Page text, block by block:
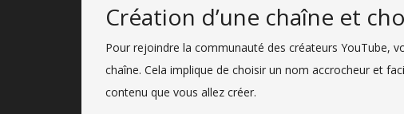
Création d’une chaîne et
Pour rejoindre la communauté des créateurs YouTube,
chaîne. Cela implique de choisir un nom accrocheur et
contenu que vous allez créer.